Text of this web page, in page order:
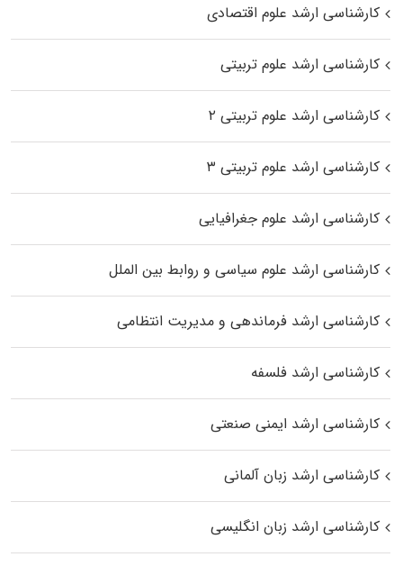
کارشناسی ارشد علوم اقتصادی
کارشناسی ارشد علوم تربیتی
کارشناسی ارشد علوم تربیتی ۲
کارشناسی ارشد علوم تربیتی ۳
کارشناسی ارشد علوم جغرافیایی
کارشناسی ارشد علوم سیاسی و روابط بین الملل
کارشناسی ارشد فرماندهی و مدیریت انتظامی
کارشناسی ارشد فلسفه
کارشناسی ارشد ایمنی صنعتی
کارشناسی ارشد زبان آلمانی
کارشناسی ارشد زبان انگلیسی